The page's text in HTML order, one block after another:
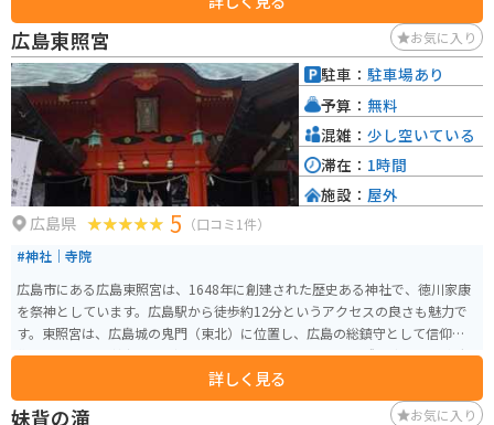
広島東照宮 お気に入り
広島県 5 （口コミ1件）
#神社｜寺院
広島市にある広島東照宮は、1648年に創建された歴史ある神社で、徳川家康
を祭神としています。広島駅から徒歩約12分というアクセスの良さも魅力で
す。東照宮は、広島城の鬼門（東北）に位置し、広島の総鎮守として信仰を
集めています。 神社の見どころの一つは、被爆建物として残る唐門や手水舎
などで、これらは広島市の重要文化財に指定されています。特に唐門は江戸
時代初期の建築様式を今に伝える貴重な建造物です。広島東照宮は、厄除招
詳しく見る
駐車： 駐車場あり
予算： 無料
混雑： 少し空いている
滞在： 1時間
施設： 屋外
妹背の滝 お気に入り